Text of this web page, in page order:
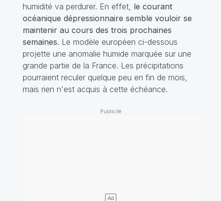
humidité va perdurer. En effet, le courant
océanique dépressionnaire semble vouloir se
maintenir au cours des trois prochaines
semaines. Le modèle européen ci-dessous
projette une anomalie humide marquée sur une
grande partie de la France. Les précipitations
pourraient reculer quelque peu en fin de mois,
mais rien n'est acquis à cette échéance.